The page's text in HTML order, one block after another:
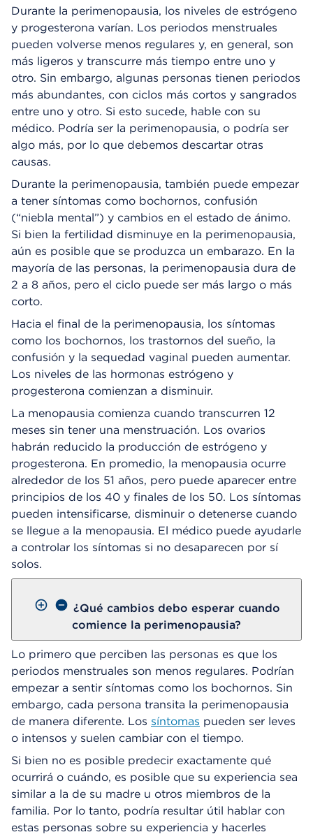
Durante la perimenopausia, los niveles de estrógeno
y progesterona varían. Los periodos menstruales
pueden volverse menos regulares y, en general, son
más ligeros y transcurre más tiempo entre uno y
otro. Sin embargo, algunas personas tienen periodos
más abundantes, con ciclos más cortos y sangrados
entre uno y otro. Si esto sucede, hable con su
médico. Podría ser la perimenopausia, o podría ser
algo más, por lo que debemos descartar otras
causas.
Durante la perimenopausia, también puede empezar
a tener síntomas como bochornos, confusión
(“niebla mental”) y cambios en el estado de ánimo.
Si bien la fertilidad disminuye en la perimenopausia,
aún es posible que se produzca un embarazo. En la
mayoría de las personas, la perimenopausia dura de
2 a 8 años, pero el ciclo puede ser más largo o más
corto.
Hacia el final de la perimenopausia, los síntomas
como los bochornos, los trastornos del sueño, la
confusión y la sequedad vaginal pueden aumentar.
Los niveles de las hormonas estrógeno y
progesterona comienzan a disminuir.
La menopausia comienza cuando transcurren 12
meses sin tener una menstruación. Los ovarios
habrán reducido la producción de estrógeno y
progesterona. En promedio, la menopausia ocurre
alrededor de los 51 años, pero puede aparecer entre
principios de los 40 y finales de los 50. Los síntomas
pueden intensificarse, disminuir o detenerse cuando
se llegue a la menopausia. El médico puede ayudarle
a controlar los síntomas si no desaparecen por sí
solos.
¿Qué cambios debo esperar cuando
comience la perimenopausia?
Lo primero que perciben las personas es que los
periodos menstruales son menos regulares. Podrían
empezar a sentir síntomas como los bochornos. Sin
embargo, cada persona transita la perimenopausia
de manera diferente. Los síntomas pueden ser leves
o intensos y suelen cambiar con el tiempo.
Si bien no es posible predecir exactamente qué
ocurrirá o cuándo, es posible que su experiencia sea
similar a la de su madre u otros miembros de la
familia. Por lo tanto, podría resultar útil hablar con
estas personas sobre su experiencia y hacerles